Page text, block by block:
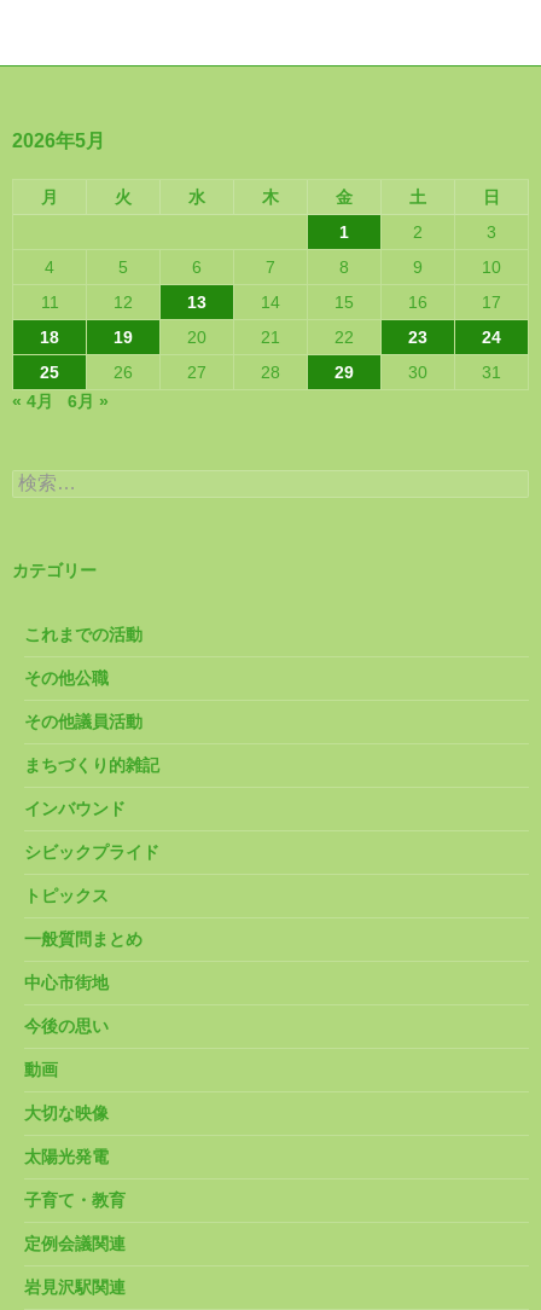
2026年5月
月 火 水 木 金 土
日
1
2
3
4
5 6 7 8 9
10
11
12 13 14 15 16
17
18
19 20 21 22 23
24
25
26 27 28 29 30
31
« 4月
6月 »
検
索:
カテゴリー
これまでの活動
その他公職
その他議員活動
まちづくり的雑記
インバウンド
シビックプライド
トピックス
一般質問まとめ
中心市街地
今後の思い
動画
大切な映像
太陽光発電
子育て・教育
定例会議関連
岩見沢駅関連